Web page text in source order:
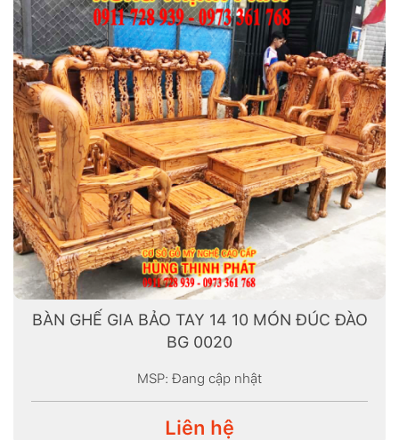
BÀN GHẾ GIA BẢO TAY 14 10 MÓN ĐÚC ĐÀO
BG 0020
MSP: Đang cập nhật
Liên hệ